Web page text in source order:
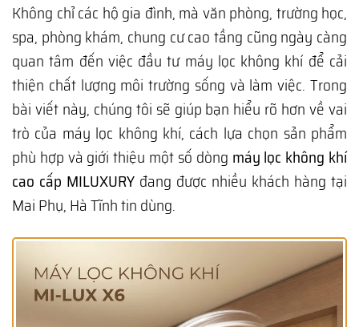
Không chỉ các hộ gia đình, mà văn phòng, trường học,
spa, phòng khám, chung cư cao tầng cũng ngày càng
quan tâm đến việc đầu tư máy lọc không khí để cải
thiện chất lượng môi trường sống và làm việc. Trong
bài viết này, chúng tôi sẽ giúp bạn hiểu rõ hơn về vai
trò của máy lọc không khí, cách lựa chọn sản phẩm
phù hợp và giới thiệu một số dòng máy lọc không khí
cao cấp MILUXURY đang được nhiều khách hàng tại
Mai Phụ, Hà Tĩnh tin dùng.